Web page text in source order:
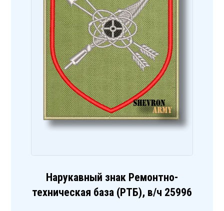
Нарукавный знак Ремонтно-
техническая база (РТБ), в/ч 25996